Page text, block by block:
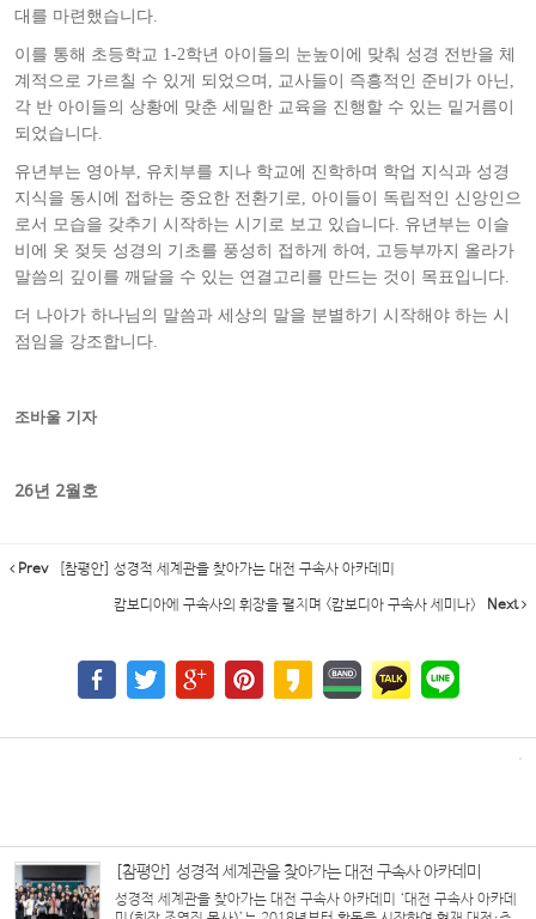
대를 마련했습니다.
이를 통해 초등학교 1-2학년 아이들의 눈높이에 맞춰 성경 전반을 체
계적으로 가르칠 수 있게 되었으며, 교사들이 즉흥적인 준비가 아닌,
각 반 아이들의 상황에 맞춘 세밀한 교육을 진행할 수 있는 밑거름이
되었습니다.
유년부는 영아부, 유치부를 지나 학교에 진학하며 학업 지식과 성경
지식을 동시에 접하는 중요한 전환기로, 아이들이 독립적인 신앙인으
로서 모습을 갖추기 시작하는 시기로 보고 있습니다. 유년부는 이슬
비에 옷 젖듯 성경의 기초를 풍성히 접하게 하여, 고등부까지 올라가
말씀의 깊이를 깨달을 수 있는 연결고리를 만드는 것이 목표입니다.
더 나아가 하나님의 말씀과 세상의 말을 분별하기 시작해야 하는 시
점임을 강조합니다.
조바울 기자
26년 2월호
Prev [참평안] 성경적 세계관을 찾아가는 대전 구속사 아카데미
캄보디아에 구속사의 휘장을 펼치며 <캄보디아 구속사 세미나> Next
[참평안] 성경적 세계관을 찾아가는 대전 구속사 아카데미
성경적 세계관을 찾아가는 대전 구속사 아카데미 ‘대전 구속사 아카데